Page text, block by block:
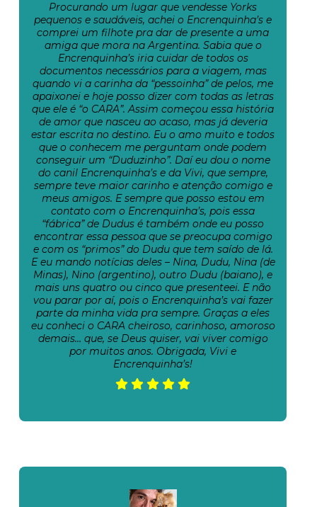
Procurando um lugar que vendesse Yorks
pequenos e saudáveis, achei o Encrenquinha’s e
comprei um filhote pra dar de presente a uma
amiga que mora na Argentina. Sabia que o
Encrenquinha’s iria cuidar de todos os
documentos necessários para a viagem, mas
quando vi a carinha da “pessoinha” de pelos, me
apaixonei e hoje posso dizer com todas as letras
que ele é “o CARA”. Assim começou essa história
de amor que nasceu ao acaso, mas já deveria
estar escrita no destino. Eu o amo muito e todos
que o conhecem me perguntam onde podem
conseguir um “Duduzinho”. Daí eu dou o nome
do canil Encrenquinha’s e da Vivi, que sempre,
sempre teve maior carinho e atenção comigo e
meus amigos. E sempre que posso estou em
contato com o Encrenquinha’s, pois essa
“fábrica” de Dudus é também onde eu posso
encontrar essa pessoa que se preocupa comigo
e com os “primos” do Dudu que tem saído de lá.
E eu mando notícias deles – Nina, Dudu, Nina (de
Minas), Nino (argentino), outro Dudu (baiano), e
mais uns quatro ou cinco que presenteei. E não
vou parar por aí, pois o Encrenquinha’s vai fazer
parte da minha vida pra sempre. Graças a eles
eu conheci o CARA cheiroso, carinhoso, amoroso
demais… que, se Deus quiser, vai viver comigo
por muitos anos. Obrigada, Vivi e
Encrenquinha’s!